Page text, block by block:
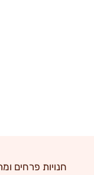
חנויות פרחים